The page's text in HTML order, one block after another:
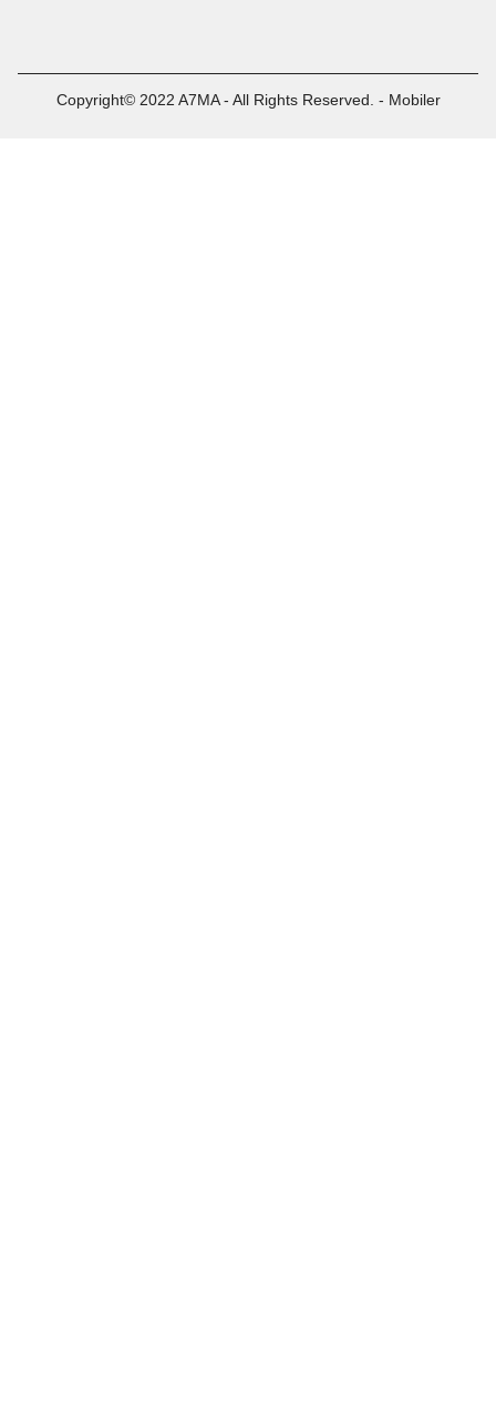
Copyright© 2022 A7MA - All Rights Reserved. - Mobiler